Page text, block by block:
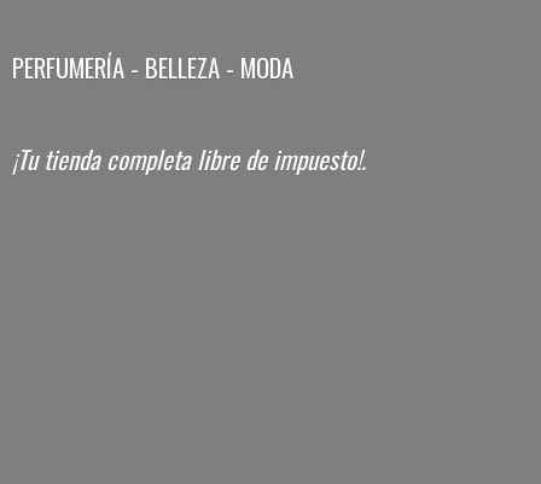
PERFUMERÍA - BELLEZA - MODA
¡Tu tienda completa librede impuesto!.